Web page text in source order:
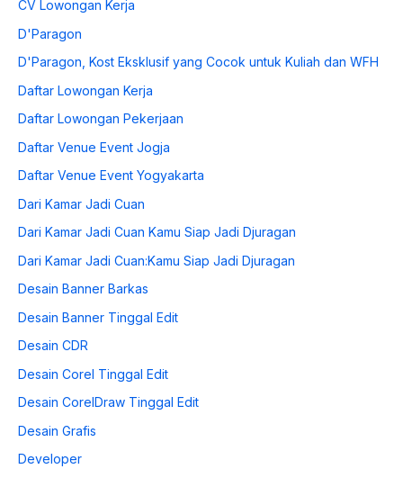
CV Lowongan Kerja
D'Paragon
D'Paragon, Kost Eksklusif yang Cocok untuk Kuliah dan WFH
Daftar Lowongan Kerja
Daftar Lowongan Pekerjaan
Daftar Venue Event Jogja
Daftar Venue Event Yogyakarta
Dari Kamar Jadi Cuan
Dari Kamar Jadi Cuan Kamu Siap Jadi Djuragan
Dari Kamar Jadi Cuan:Kamu Siap Jadi Djuragan
Desain Banner Barkas
Desain Banner Tinggal Edit
Desain CDR
Desain Corel Tinggal Edit
Desain CorelDraw Tinggal Edit
Desain Grafis
Developer